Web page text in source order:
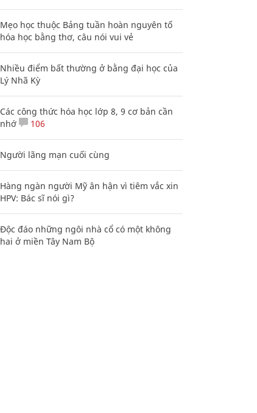
Mẹo học thuộc Bảng tuần hoàn nguyên tố
hóa học bằng thơ, câu nói vui vẻ
Nhiều điểm bất thường ở bằng đại học của
Lý Nhã Kỳ
Các công thức hóa học lớp 8, 9 cơ bản cần
nhớ
106
Người lãng mạn cuối cùng
Hàng ngàn người Mỹ ân hận vì tiêm vắc xin
HPV: Bác sĩ nói gì?
Độc đáo những ngôi nhà cổ có một không
hai ở miền Tây Nam Bộ